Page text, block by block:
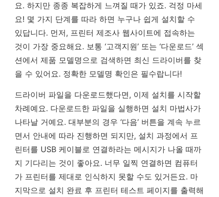
요. 하지만 종종 복잡하게 느껴질 때가 있죠. 걱정 마세
요! 몇 가지 단계를 따라 하면 누구나 쉽게 설치할 수
있답니다. 먼저, 프린터 제조사 웹사이트에 접속하는
것이 가장 중요해요. 보통 ‘고객지원’ 또는 ‘다운로드’ 섹
션에서 제품 모델명으로 검색하면 최신 드라이버를 찾
을 수 있어요. 정확한 모델명 확인은 필수랍니다!
드라이버 파일을 다운로드했다면, 이제 설치를 시작할
차례예요. 다운로드한 파일을 실행하면 설치 마법사가
나타날 거예요. 대부분의 경우 ‘다음’ 버튼을 계속 누르
면서 안내에 따라 진행하면 되지만, 설치 과정에서 프
린터를 USB 케이블로 연결하라는 메시지가 나올 때까
지 기다리는 것이 좋아요. 너무 일찍 연결하면 컴퓨터
가 프린터를 제대로 인식하지 못할 수도 있거든요. 마
지막으로 설치 완료 후 프린터 테스트 페이지를 출력해